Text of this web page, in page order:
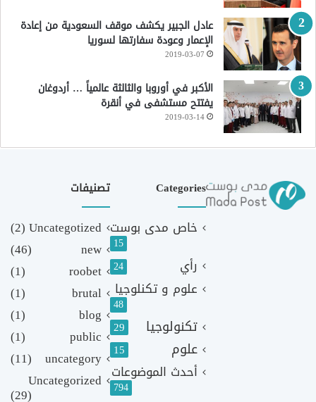
عادل الجبير يكشف موقف السعودية من إعادة
الإعمار وعودة سفارتها لسوريا
2019-03-07
الأكبر في أوروبا والثالثة عالمياً … أردوغان
يفتتح مستشفى في أنقرة
2019-03-14
Categories
خاص مدى بوست
15
رأي 24
علوم و تكنلوجيا
48
تكنولوجيا 29
علوم 15
أحدث الموضوعات
794
تصنيفات
Uncategotized
(2)
new
(46)
roobet
(1)
brutal
(1)
blog
(1)
public
(1)
uncategory
(11)
Uncategorized
(29)